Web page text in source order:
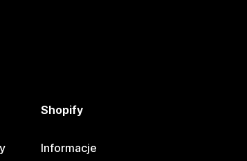
Shopify
Informacje